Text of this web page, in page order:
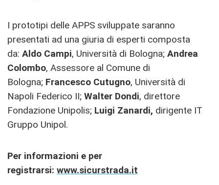
I prototipi delle APPS sviluppate saranno
presentati ad una giuria di esperti composta
da: Aldo Campi, Università di Bologna; Andrea
Colombo, Assessore al Comune di
Bologna; Francesco Cutugno, Università di
Napoli Federico II; Walter Dondi, direttore
Fondazione Unipolis; Luigi Zanardi, dirigente IT
Gruppo Unipol.
Per informazioni e per
registrarsi: www.sicurstrada.it